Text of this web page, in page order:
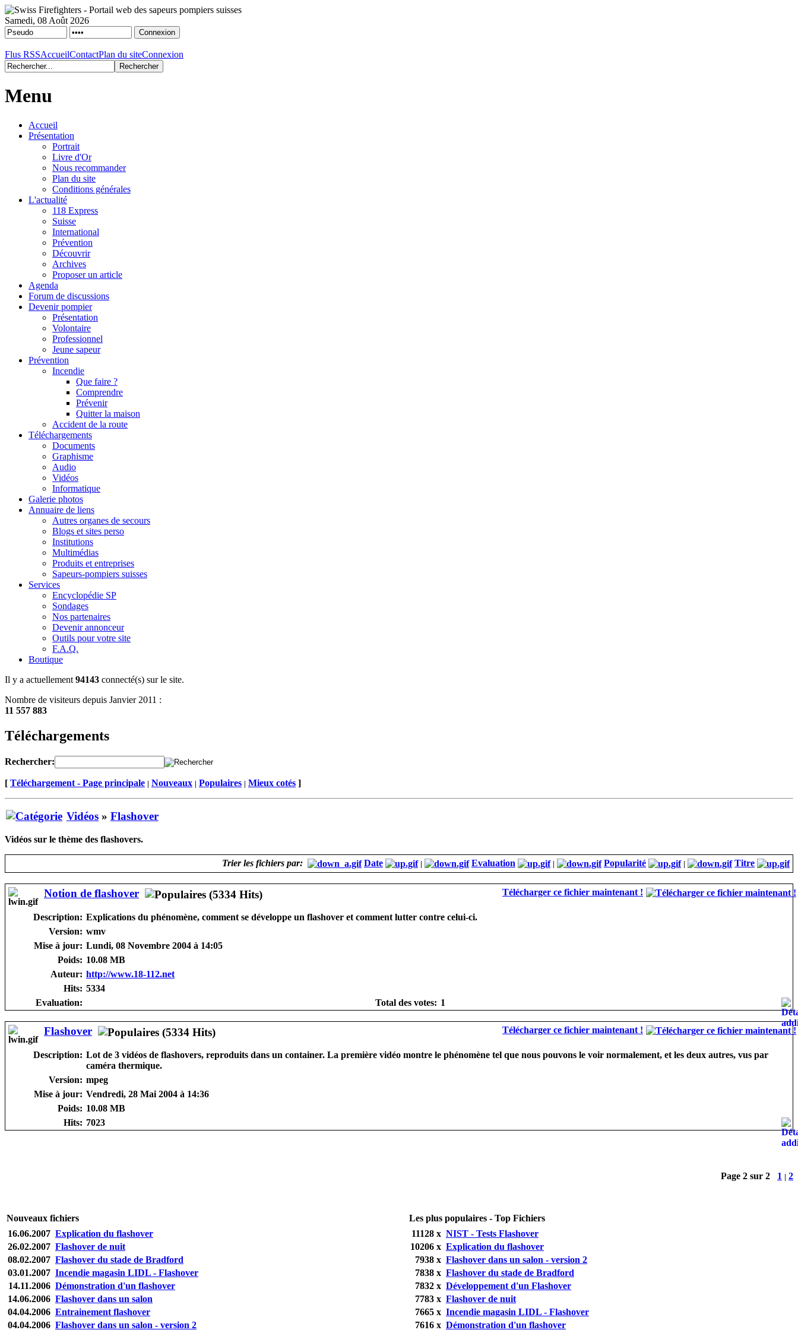
Samedi, 08 Août 2026
Flus RSSAccueilContactPlan du siteConnexion
Menu
Accueil
Présentation
Portrait
Livre d'Or
Nous recommander
Plan du site
Conditions générales
L'actualité
118 Express
Suisse
International
Prévention
Découvrir
Archives
Proposer un article
Agenda
Forum de discussions
Devenir pompier
Présentation
Volontaire
Professionnel
Jeune sapeur
Prévention
Incendie
Que faire ?
Comprendre
Prévenir
Quitter la maison
Accident de la route
Téléchargements
Documents
Graphisme
Audio
Vidéos
Informatique
Galerie photos
Annuaire de liens
Autres organes de secours
Blogs et sites perso
Institutions
Multimédias
Produits et entreprises
Sapeurs-pompiers suisses
Services
Encyclopédie SP
Sondages
Nos partenaires
Devenir annonceur
Outils pour votre site
F.A.Q.
Boutique
Il y a actuellement 94143 connecté(s) sur le site.
Nombre de visiteurs depuis Janvier 2011 :
11 557 883
Téléchargements
Rechercher:
[ Téléchargement - Page principale | Nouveaux | Populaires | Mieux cotés ]
Vidéos » Flashover
Vidéos sur le thème des flashovers.
Trier les fichiers par: Date | Evaluation | Popularité | Titre
Notion de flashover Télécharger ce fichier maintenant !
Description: Explications du phénomène, comment se développe un flashover et comment lutter contre celui-ci.
Version: wmv
Mise à jour: Lundi, 08 Novembre 2004 à 14:05
Poids: 10.08 MB
Auteur: http://www.18-112.net
Hits: 5334
Evaluation:
Total des votes: 1
Flashover Télécharger ce fichier maintenant !
Description: Lot de 3 vidéos de flashovers, reproduits dans un container. La première vidéo montre le phénomène tel que nous pouvons le voir normalement, et les deux autres, vus par
caméra thermique.
Version: mpeg
Mise à jour: Vendredi, 28 Mai 2004 à 14:36
Poids: 10.08 MB
Hits: 7023
Page 2 sur 2 1 | 2
Nouveaux fichiers
Les plus populaires - Top Fichiers
16.06.2007 Explication du flashover
26.02.2007 Flashover de nuit
08.02.2007 Flashover du stade de Bradford
03.01.2007 Incendie magasin LIDL - Flashover
14.11.2006 Démonstration d'un flashover
14.06.2006 Flashover dans un salon
04.04.2006 Entrainement flashover
04.04.2006 Flashover dans un salon - version 2
11128 x NIST - Tests Flashover
10206 x Explication du flashover
7938 x Flashover dans un salon - version 2
7838 x Flashover du stade de Bradford
7832 x Développement d'un Flashover
7783 x Flashover de nuit
7665 x Incendie magasin LIDL - Flashover
7616 x Démonstration d'un flashover